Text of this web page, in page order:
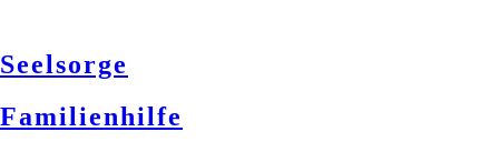
Seelsorge
Familienhilfe